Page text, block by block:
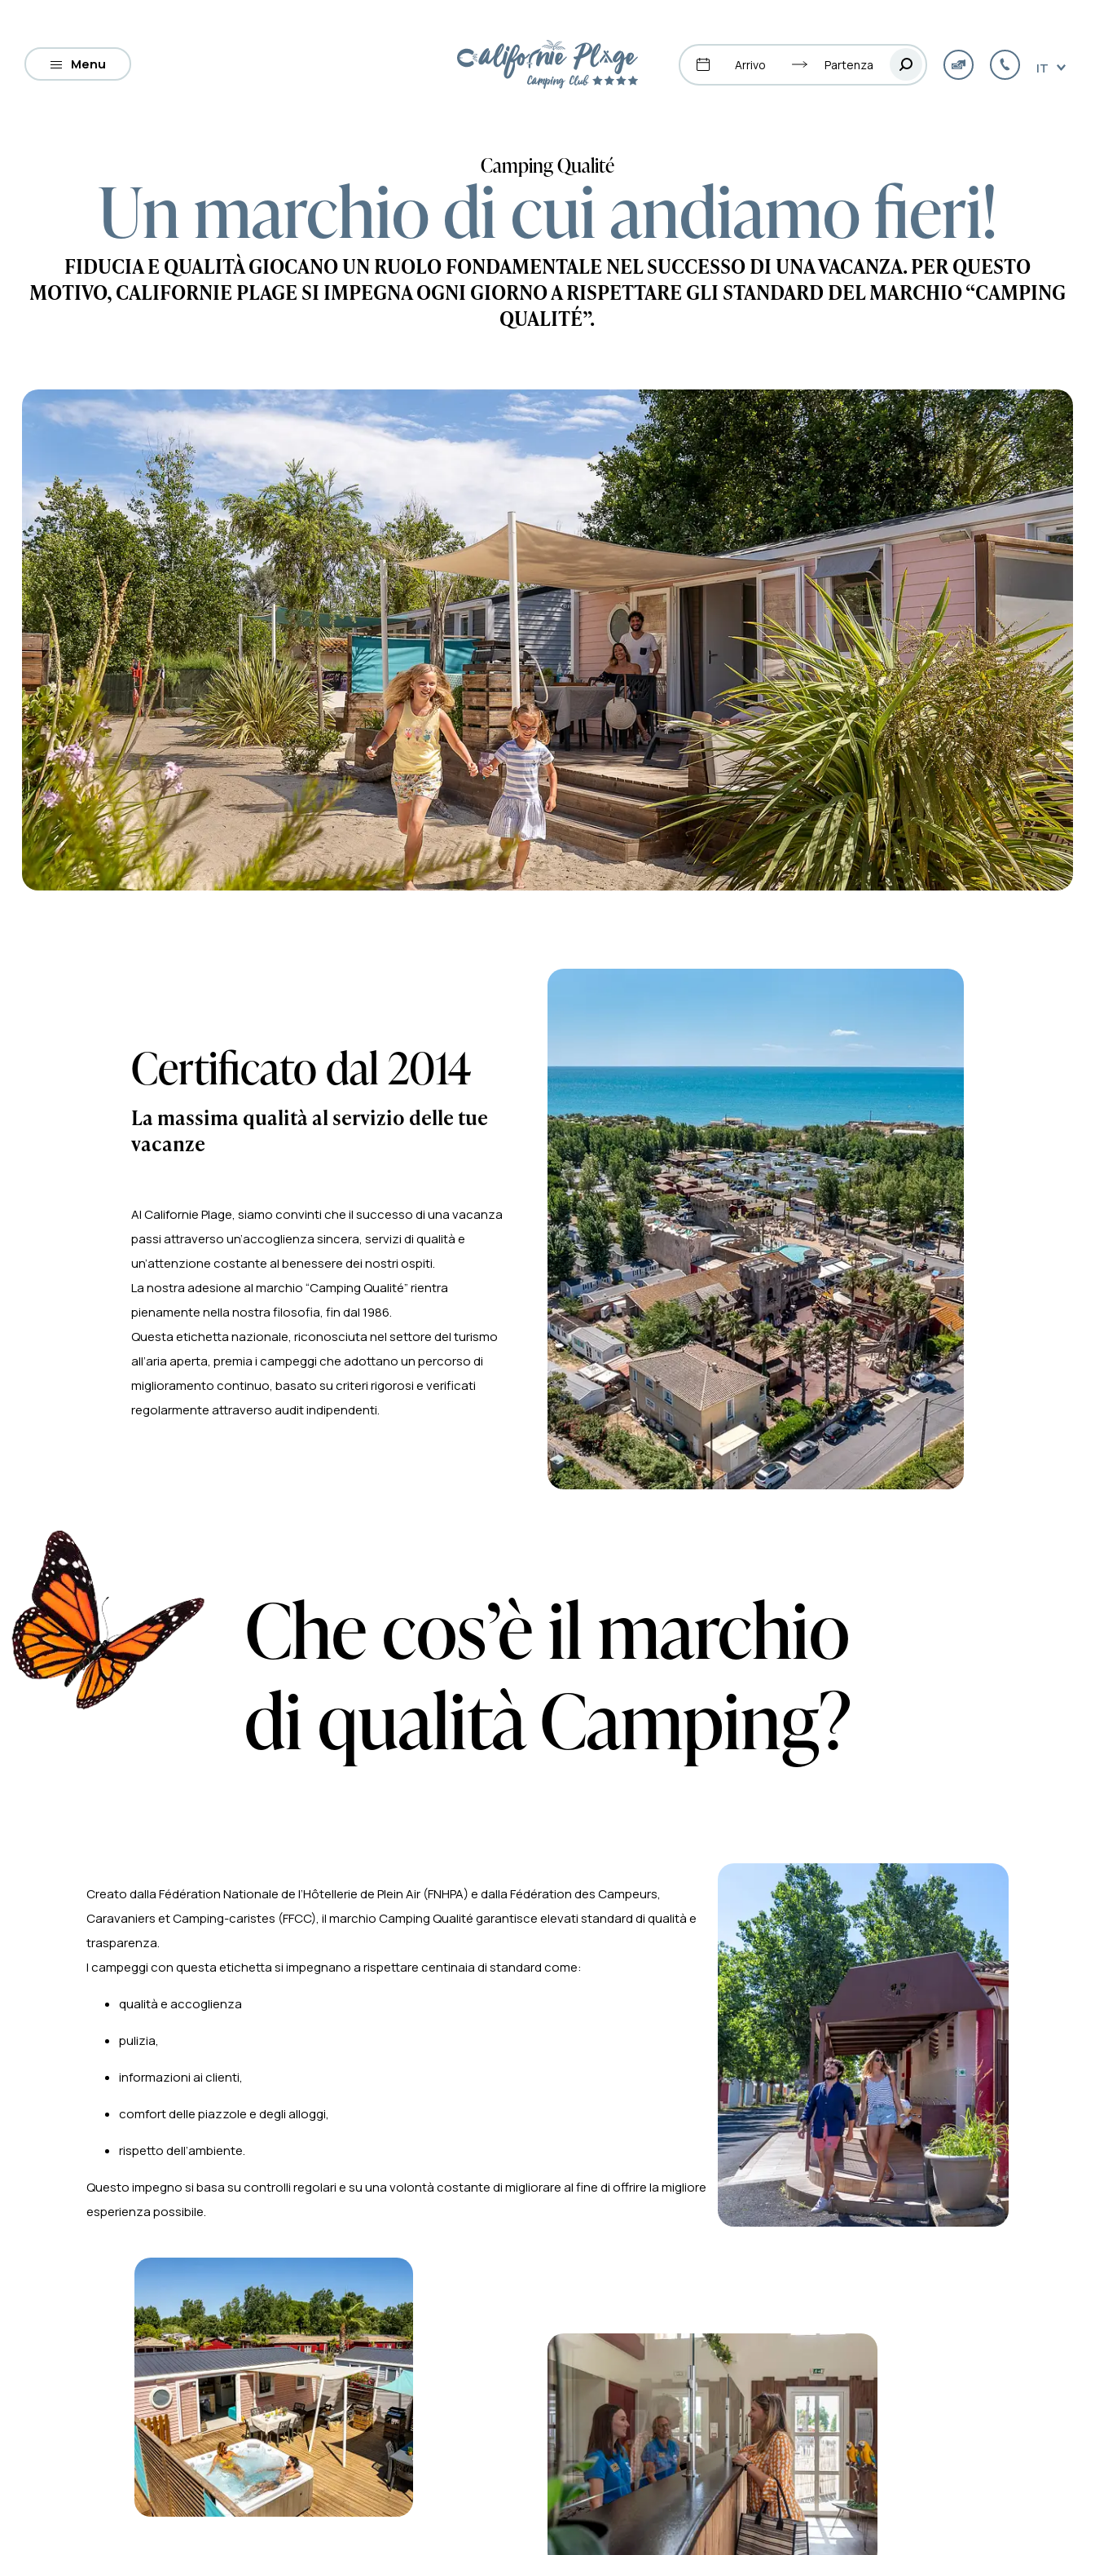
Menu Arrivo Partenza IT
Tipo di alloggi Arrivo Partenza Capacità 2e più Cerca
Camping Qualité
Un marchio di cui andiamo fieri!
FIDUCIA E QUALITÀ GIOCANO UN RUOLO FONDAMENTALE NEL SUCCESSO DI UNA VACANZA. PER QUESTO
MOTIVO, CALIFORNIE PLAGE SI IMPEGNA OGNI GIORNO A RISPETTARE GLI STANDARD DEL MARCHIO “CAMPING
QUALITÉ”.
Certificato dal 2014
La massima qualità al servizio delle tue
vacanze
Al Californie Plage, siamo convinti che il successo di una vacanza
passi attraverso un’accoglienza sincera, servizi di qualità e
un’attenzione costante al benessere dei nostri ospiti.
La nostra adesione al marchio “Camping Qualité” rientra
pienamente nella nostra filosofia, fin dal 1986.
Questa etichetta nazionale, riconosciuta nel settore del turismo
all’aria aperta, premia i campeggi che adottano un percorso di
miglioramento continuo, basato su criteri rigorosi e verificati
regolarmente attraverso audit indipendenti.
Che cos’è il marchio
di qualità Camping?
Creato dalla Fédération Nationale de l’Hôtellerie de Plein Air (FNHPA) e dalla Fédération des Campeurs,
Caravaniers et Camping-caristes (FFCC), il marchio Camping Qualité garantisce elevati standard di qualità e
trasparenza.
I campeggi con questa etichetta si impegnano a rispettare centinaia di standard come:
qualità e accoglienza
pulizia,
informazioni ai clienti,
comfort delle piazzole e degli alloggi,
rispetto dell’ambiente.
Questo impegno si basa su controlli regolari e su una volontà costante di migliorare al fine di offrire la migliore
esperienza possibile.